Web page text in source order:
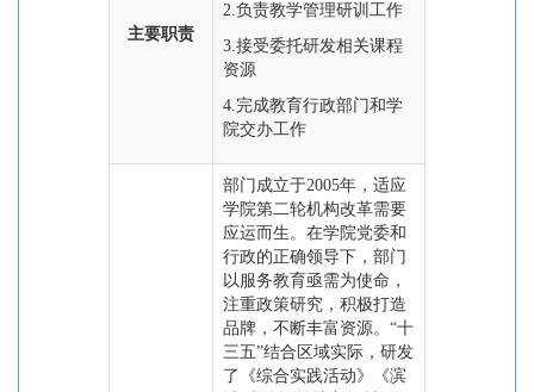
主要职责
2.负责教学管理研训工作
3.接受委托研发相关课程
资源
4.完成教育行政部门和学
院交办工作
部门成立于2005年，适应
学院第二轮机构改革需要
应运而生。在学院党委和
行政的正确领导下，部门
以服务教育亟需为使命，
注重政策研究，积极打造
品牌，不断丰富资源。“十
三五”结合区域实际，研发
了《综合实践活动》《滨